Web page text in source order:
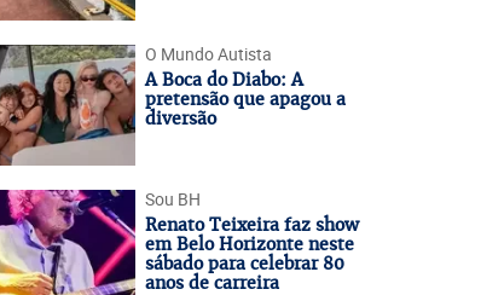
O Mundo Autista
A Boca do Diabo: A
pretensão que apagou a
diversão
Sou BH
Renato Teixeira faz show
em Belo Horizonte neste
sábado para celebrar 80
anos de carreira